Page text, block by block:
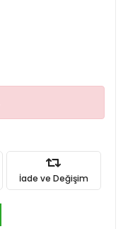
İade ve Değişim